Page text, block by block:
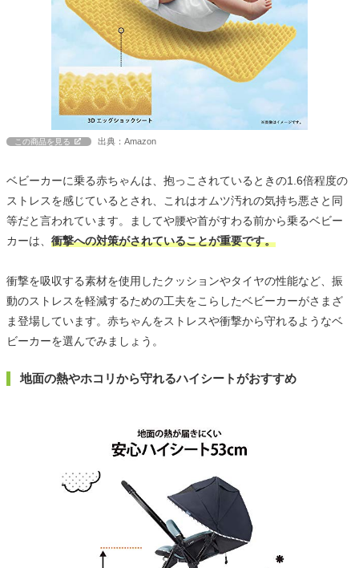
この商品を見る 出典：Amazon
ベビーカーに乗る赤ちゃんは、抱っこされているときの1.6倍程度の
ストレスを感じているとされ、これはオムツ汚れの気持ち悪さと同
等だと言われています。ましてや腰や首がすわる前から乗るベビー
カーは、 衝撃への対策がされていることが重要です。
衝撃を吸収する素材を使用したクッションやタイヤの性能など、振
動のストレスを軽減するための工夫をこらしたベビーカーがさまざ
ま登場しています。赤ちゃんをストレスや衝撃から守れるようなベ
ビーカーを選んでみましょう。
地面の熱やホコリから守れるハイシートがおすすめ